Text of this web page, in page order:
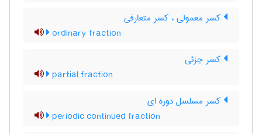
کسر معمولی ، کسر متعارفی
ordinary fraction
کسر جزئی
partial fraction
کسر مسلسل دوره ای
periodic continued fraction